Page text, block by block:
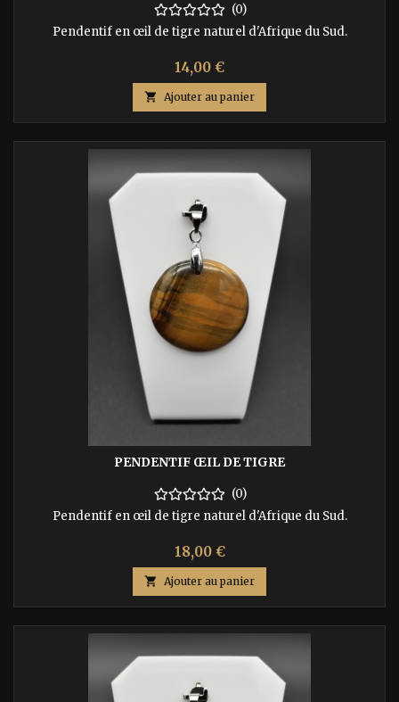
(0)
Pendentif en œil de tigre naturel d'Afrique du Sud.
Prix
14,00 €
 Ajouter au panier
PENDENTIF ŒIL DE TIGRE
(0)
Pendentif en œil de tigre naturel d'Afrique du Sud.
Prix
18,00 €
 Ajouter au panier